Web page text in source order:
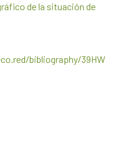
de la situación de
bibliography/39HW